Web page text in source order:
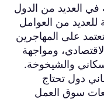
الحاجة في العديد من الدول
للعديد من العوامل
على المهاجرين
ومواجهة
والشيخوخة.
دول تحتاج
على توقعات سوق العمل